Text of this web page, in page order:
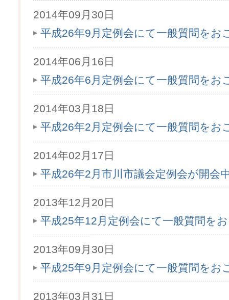
2014年09月30日
平成26年9月定例会にて一般質問をお
2014年06月16日
平成26年6月定例会にて一般質問をお
2014年03月18日
平成26年2月定例会にて一般質問をお
2014年02月17日
平成26年2月市川市議会定例会が開会
2013年12月20日
平成25年12月定例会にて一般質問を
2013年09月30日
平成25年9月定例会にて一般質問をお
2013年03月31日